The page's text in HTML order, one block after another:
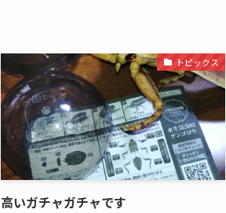
トピックス
高いガチャガチャです